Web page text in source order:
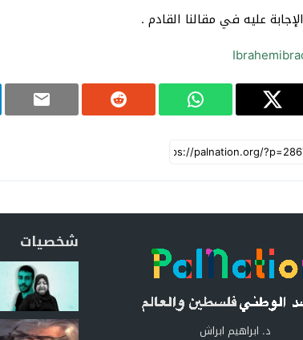
عليه في مقالنا القادم .
د. ابراهيم ابراش
شخصيات